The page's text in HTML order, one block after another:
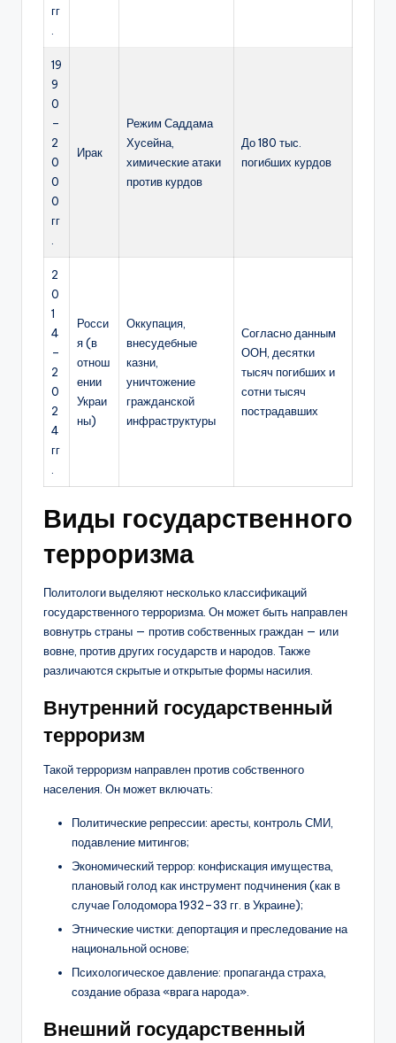
гг
19
9
0
–
2
0
0
0
гг
Ирак
Режим Саддама
Хусейна,
химические атаки
против курдов
До 180 тыс.
погибших курдов
2
0
1
4
–
2
0
2
4
гг
Росси
я (в
отнош
ении
Украи
ны)
Оккупация,
внесудебные
казни,
уничтожение
гражданской
инфраструктуры
Согласно данным
ООН, десятки
тысяч погибших и
сотни тысяч
пострадавших
Виды государственного
терроризма
Политологи выделяют несколько классификаций
государственного терроризма. Он может быть направлен
вовнутрь страны — против собственных граждан — или
вовне, против других государств и народов. Также
различаются скрытые и открытые формы насилия.
Внутренний государственный
терроризм
Такой терроризм направлен против собственного
населения. Он может включать:
Политические репрессии: аресты, контроль СМИ,
подавление митингов;
Экономический террор: конфискация имущества,
плановый голод как инструмент подчинения (как в
случае Голодомора 1932–33 гг. в Украине);
Этнические чистки: депортация и преследование на
национальной основе;
Психологическое давление: пропаганда страха,
создание образа «врага народа».
Внешний государственный